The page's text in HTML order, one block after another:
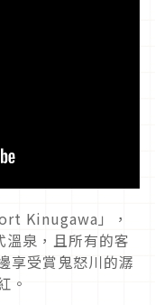
Kinugawa」，
泉，且所有的客
享受賞鬼怒川的潺
。